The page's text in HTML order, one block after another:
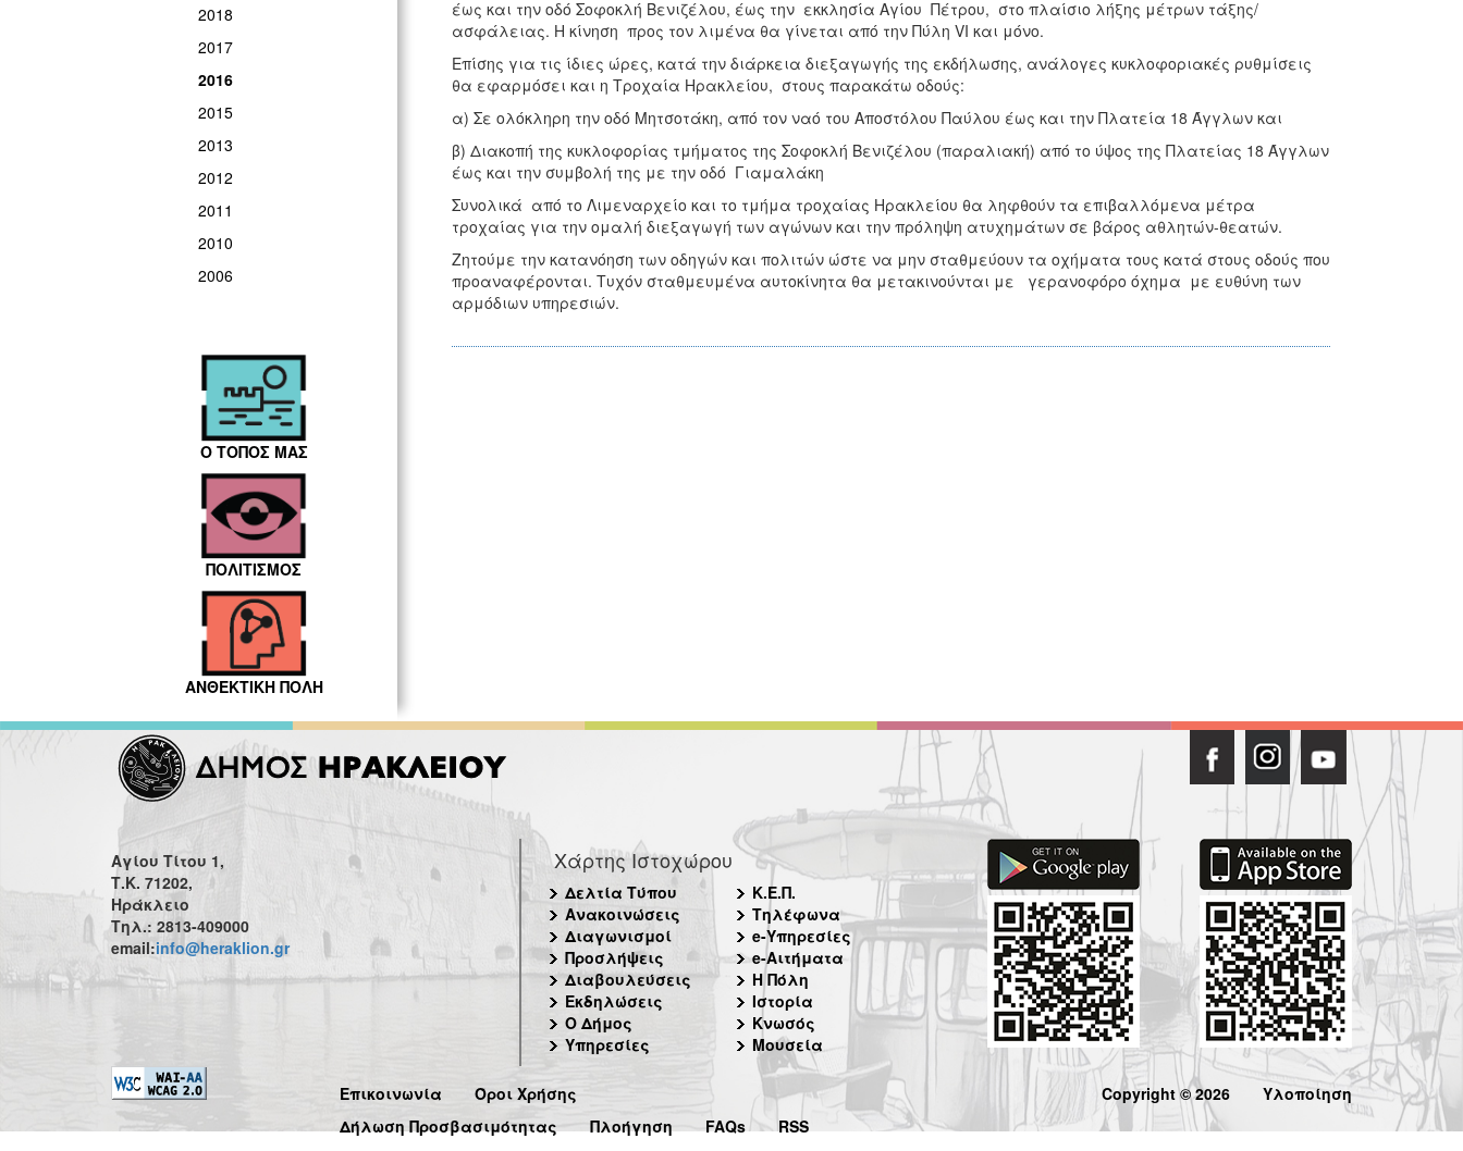
2018
2017
2016
2015
2013
2012
2011
2010
2006
Ο ΤΟΠΟΣ ΜΑΣ
ΠΟΛΙΤΙΣΜΟΣ
ΑΝΘΕΚΤΙΚΗ ΠΟΛΗ
έως και την οδό Σοφοκλή Βενιζέλου, έως την εκκλησία Αγίου Πέτρου, στο πλαίσιο λήξης μέτρων τάξης/
ασφάλειας. Η κίνηση προς τον λιμένα θα γίνεται από την Πύλη VI και μόνο.
Επίσης για τις ίδιες ώρες, κατά την διάρκεια διεξαγωγής της εκδήλωσης, ανάλογες κυκλοφοριακές ρυθμίσεις
θα εφαρμόσει και η Τροχαία Ηρακλείου, στους παρακάτω οδούς:
α) Σε ολόκληρη την οδό Μητσοτάκη, από τον ναό του Αποστόλου Παύλου έως και την Πλατεία 18 Άγγλων και
β) Διακοπή της κυκλοφορίας τμήματος της Σοφοκλή Βενιζέλου (παραλιακή) από το ύψος της Πλατείας 18 Άγγλων
έως και την συμβολή της με την οδό Γιαμαλάκη
Συνολικά από το Λιμεναρχείο και το τμήμα τροχαίας Ηρακλείου θα ληφθούν τα επιβαλλόμενα μέτρα
τροχαίας για την ομαλή διεξαγωγή των αγώνων και την πρόληψη ατυχημάτων σε βάρος αθλητών-θεατών.
Ζητούμε την κατανόηση των οδηγών και πολιτών ώστε να μην σταθμεύουν τα οχήματα τους κατά στους οδούς που
προαναφέρονται. Τυχόν σταθμευμένα αυτοκίνητα θα μετακινούνται με γερανοφόρο όχημα με ευθύνη των
αρμόδιων υπηρεσιών.
Αγίου Τίτου 1,
Τ.Κ. 71202,
Ηράκλειο
Τηλ.: 2813-409000
email:info@heraklion.gr
Χάρτης Ιστοχώρου
Δελτία Τύπου
Ανακοινώσεις
Διαγωνισμοί
Προσλήψεις
Διαβουλεύσεις
Εκδηλώσεις
Ο Δήμος
Υπηρεσίες
Κ.Ε.Π.
Τηλέφωνα
e-Υπηρεσίες
e-Αιτήματα
Η Πόλη
Ιστορία
Κνωσός
Μουσεία
Επικοινωνία
Όροι Χρήσης
Δήλωση Προσβασιμότητας
Πλοήγηση FAQs RSS
Copyright © 2026 Υλοποίηση